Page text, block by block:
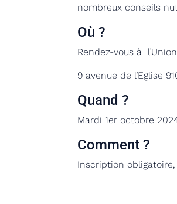
nombreux conseils
Où ?
Rendez-vous à l’
9 avenue de l’Eglise
Quand ?
Mardi 1er octobre
Comment ?
Inscription obligatoire,